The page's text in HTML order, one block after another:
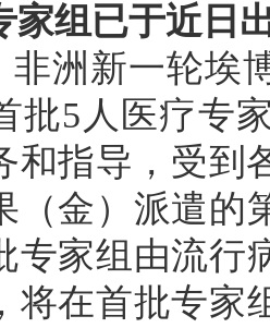
家组已于近日
非洲新一轮埃
批5人医疗专
和指导，受到
（金）派遣的
专家组由流行
将在首批专家